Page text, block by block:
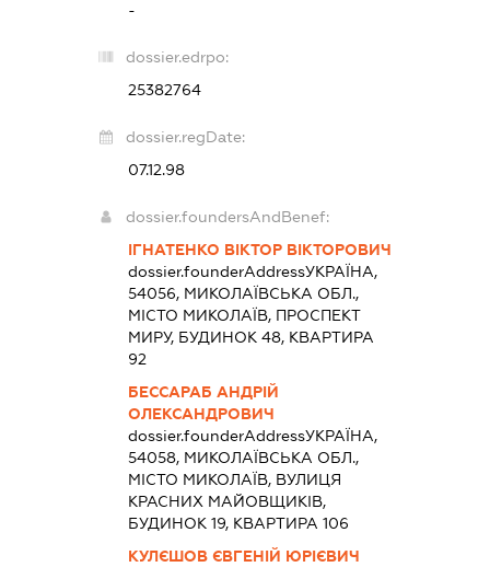
-
dossier.edrpo:
25382764
dossier.regDate:
07.12.98
dossier.foundersAndBenef:
ІГНАТЕНКО ВІКТОР ВІКТОРОВИЧ
dossier.founderAddressУКРАЇНА,
54056, МИКОЛАЇВСЬКА ОБЛ.,
МІСТО МИКОЛАЇВ, ПРОСПЕКТ
МИРУ, БУДИНОК 48, КВАРТИРА
92
БЕССАРАБ АНДРІЙ
ОЛЕКСАНДРОВИЧ
dossier.founderAddressУКРАЇНА,
54058, МИКОЛАЇВСЬКА ОБЛ.,
МІСТО МИКОЛАЇВ, ВУЛИЦЯ
КРАСНИХ МАЙОВЩИКІВ,
БУДИНОК 19, КВАРТИРА 106
КУЛЄШОВ ЄВГЕНІЙ ЮРІЄВИЧ